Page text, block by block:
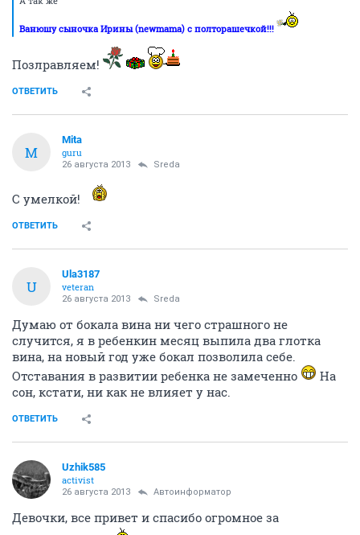
Ванюшу сыночка Ирины (newmama) с полторашечкой!!!
Позлравляем!
ОТВЕТИТЬ
M
Mita
guru
26 августа 2013 Sreda
С умелкой!
ОТВЕТИТЬ
U
Ula3187
veteran
26 августа 2013 Sreda
Думаю от бокала вина ни чего страшного не
случится, я в ребенкин месяц выпила два глотка
вина, на новый год уже бокал позволила себе.
Отставания в развитии ребенка не замеченно
На
сон, кстати, ни как не влияет у нас.
ОТВЕТИТЬ
Uzhik585
activist
26 августа 2013 Автоинформатор
Девочки, все привет и спасибо огромное за